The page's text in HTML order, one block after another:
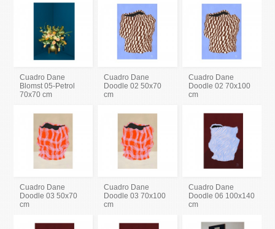
Cuadro Dane
Blomst 05-Petrol
70x70 cm
Cuadro Dane
Doodle 02 50x70
cm
Cuadro Dane
Doodle 02 70x100
cm
Cuadro Dane
Doodle 03 50x70
cm
Cuadro Dane
Doodle 03 70x100
cm
Cuadro Dane
Doodle 06 100x140
cm